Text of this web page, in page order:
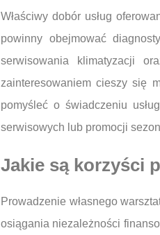
Właściwy dobór usług
powinny obejmować
serwisowania klimatyzacji
zainteresowaniem cieszy się
pomyśleć o świadczeniu
serwisowych lub promocji
Jakie są korzyści
Prowadzenie własnego
osiągania niezależności